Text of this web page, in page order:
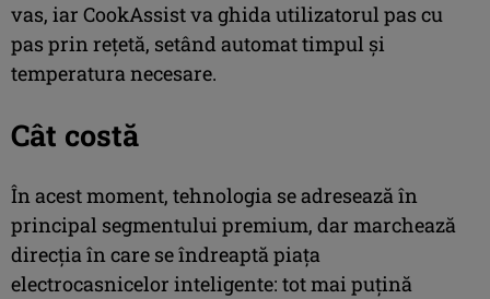
vas, iar CookAssist va ghida utilizatorul pas cu
pas prin rețetă, setând automat timpul și
temperatura necesare.
Cât costă
În acest moment, tehnologia se adresează în
principal segmentului premium, dar marchează
direcția în care se îndreaptă piața
electrocasnicelor inteligente: tot mai puțină